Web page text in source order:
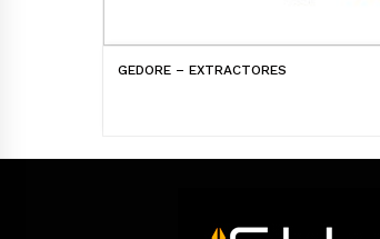
GEDORE – EXTRACTORES